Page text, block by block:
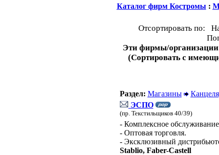
Каталог фирм Костромы :
Отсортировать по:
Эти фирмы/
(Сортировать с
Раздел: Магазины
ЭСПО
(пр. Текстильщиков 40/39)
- Комплексное
- Оптовая торговля.
- Эксклюзивный
Stablio, Faber-Castell